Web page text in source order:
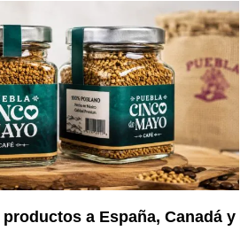
a España, Canadá y